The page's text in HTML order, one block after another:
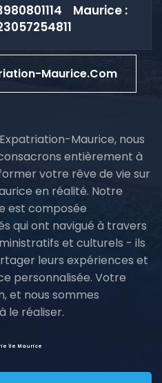
Maurice :
Maurice.com
Maurice, nous
entièrement à
votre rêve de vie sur
en réalité. Notre
est composée
qui ont navigué à travers
et culturels - ils
leurs expériences et
personnalisée. Votre
et nous sommes
le réaliser.
île Maurice